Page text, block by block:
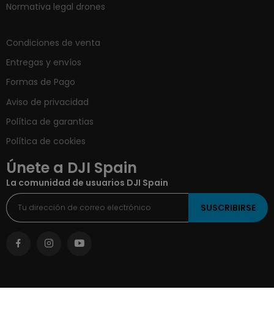
Normativa legal drones
Condiciones de venta
Entregas y envíos
Formas de Pago
Aviso de privacidad
Política de garantias
Política de cookies
Únete a DJI Spain
La comunidad de usuarios DJI Spain
SUSCRIBIRSE